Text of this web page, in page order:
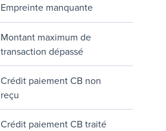
Empreinte manquante
Montant maximum de
transaction dépassé
Crédit paiement CB non
reçu
Crédit paiement CB traité